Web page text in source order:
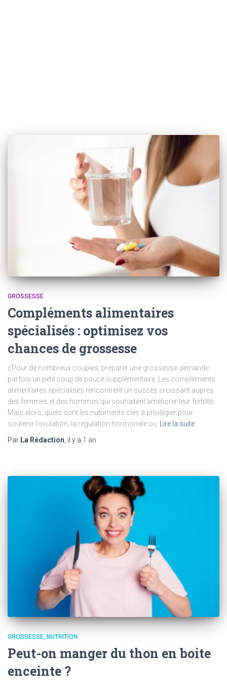
GROSSESSE
Compléments alimentaires
spécialisés : optimisez vos
chances de grossesse
cPour de nombreux couples, préparer une grossesse demande
parfois un petit coup de pouce supplémentaire. Les compléments
alimentaires spécialisés rencontrent un succès croissant auprès
des femmes et des hommes qui souhaitent améliorer leur fertilité.
Mais alors, quels sont les nutriments clés à privilégier pour
soutenir l’ovulation, la régulation hormonale ou
Lire la suite
Par La Rédaction , il y a 1 an
GROSSESSE NUTRITION
Peut-on manger du thon en boite
enceinte ?